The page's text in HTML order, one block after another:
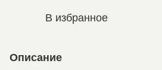
В избранное
Описание